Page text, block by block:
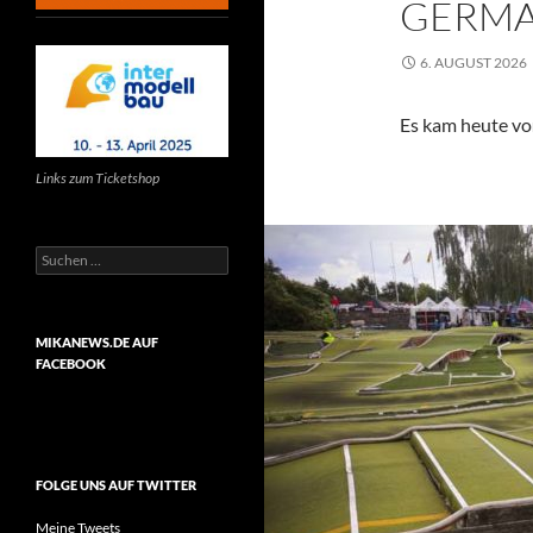
6. AUGUST 2026
Es kam heute
Links zum Ticketshop
Suchen
nach:
MIKANEWS.DE AUF
FACEBOOK
FOLGE UNS AUF TWITTER
Meine Tweets